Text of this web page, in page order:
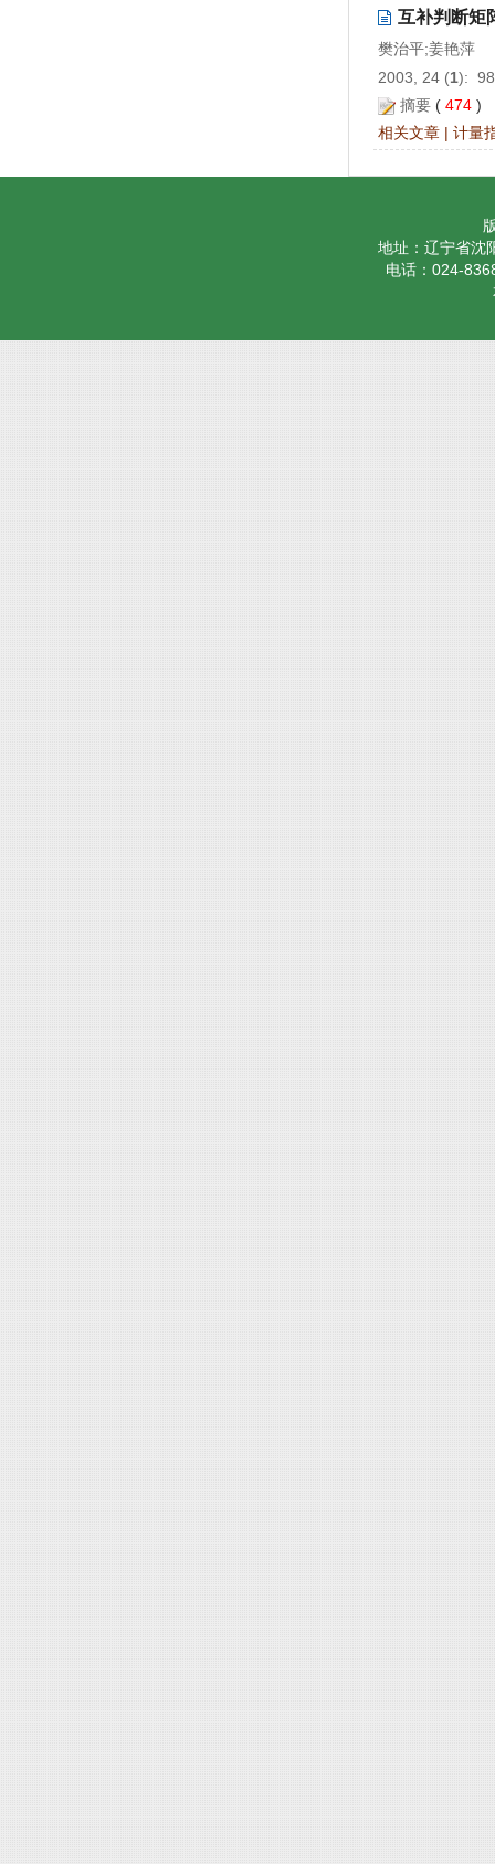
互补判断矩
樊治平;姜艳萍
2003, 24 (1):
摘要 ( 474 )
相关文章 | 计量
地址：辽宁省沈
电话：024-